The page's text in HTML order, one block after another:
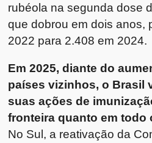
rubéola na segunda dose
que dobrou em dois anos,
2022 para 2.408 em 2024.
Em 2025, diante do
países vizinhos, o Brasil
suas ações de
fronteira quanto em todo
No Sul, a reativação da